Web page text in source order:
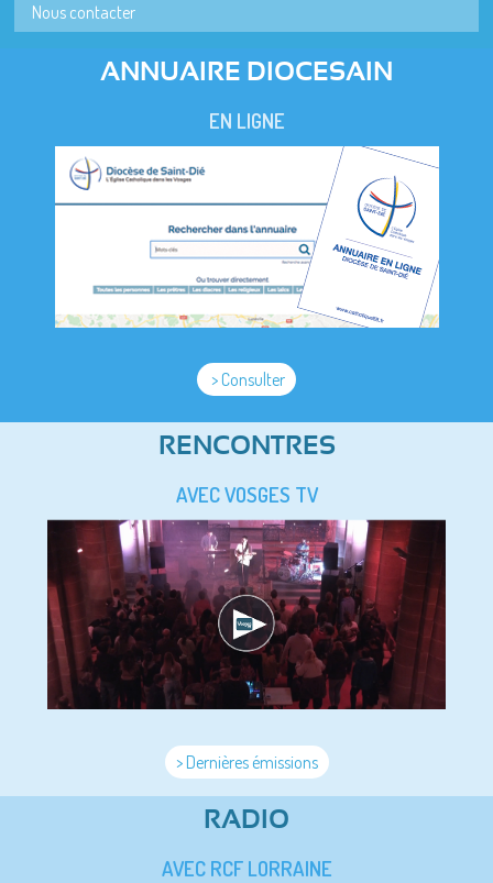
Nous contacter
ANNUAIRE DIOCESAIN
EN LIGNE
> Consulter
RENCONTRES
AVEC VOSGES TV
> Dernières émissions
RADIO
AVEC RCF LORRAINE